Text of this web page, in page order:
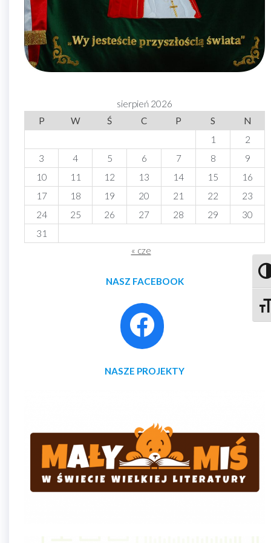
sierpień 2026
P
W Ś C P S
N
1
2
3
4 5 6 7 8
9
10
11 12 13 14 15
16
17
18 19 20 21 22
23
24
25 26 27 28 29
30
31
« cze
NASZ FACEBOOK
NASZE PROJEKTY